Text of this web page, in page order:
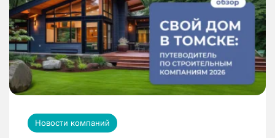
Новости компаний